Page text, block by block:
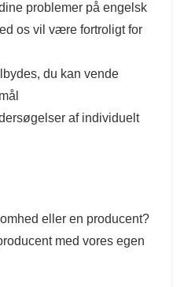
problemer på engelsk
os vil være fortroligt for
du kan vende
af individuelt
eller en producent?
med vores egen